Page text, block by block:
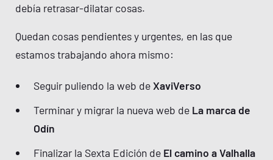
debía retrasar-dilatar cosas.
Quedan cosas pendientes y urgentes, en las que
estamos trabajando ahora mismo:
Seguir puliendo la web deXaviVerso
Terminar y migrar la nueva web de La marca de
Odín
Finalizar la Sexta Edición de El camino a Valhalla